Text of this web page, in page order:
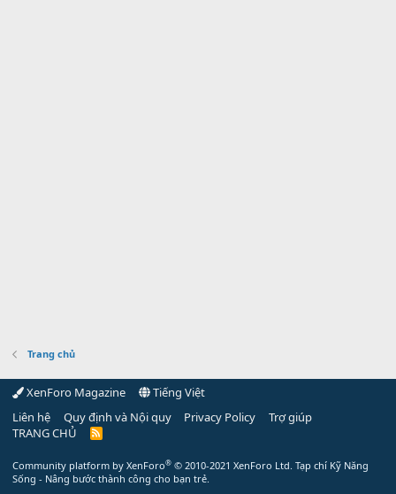
Trang chủ
XenForo Magazine
Tiếng Việt
Liên hệ
Quy định và Nội quy Privacy Policy
Trợ giúp
TRANG CHỦ
R
Community platform by XenForo® © 2010-2021 XenForo Ltd. Tạp chí Kỹ Năng
Sống - Nâng bước thành công cho bạn trẻ.